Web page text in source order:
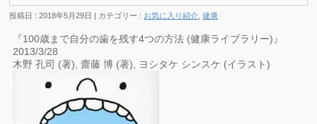
投稿日 : 2018年5月29日 | カテゴリー : お気に入り紹介 ,健康
『100歳まで自分の歯を残す4つの方法 (健康ライブラリー)』
2013/3/28
木野 孔司 (著), 齋藤 博 (著), ヨシタケ シンスケ (イラスト)